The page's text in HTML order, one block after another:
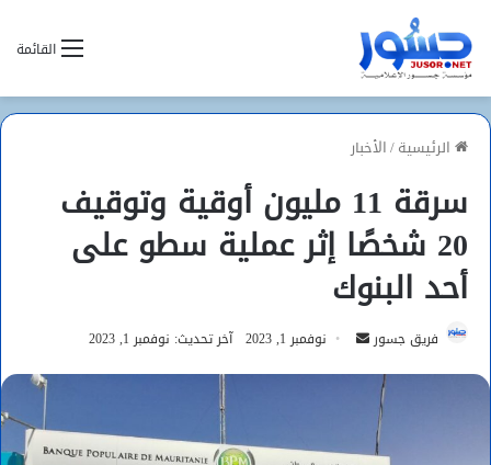
القائمة
الرئيسية/الأخبار
سرقة 11 مليون أوقية وتوقيف
20 شخصًا إثر عملية سطو على
أحد البنوك
فريق جسور
أرسل نوفمبر 1, 2023 آخر تحديث: نوفمبر 1, 2023